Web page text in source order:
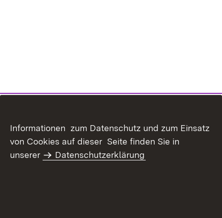
Informationen zum Datenschutz und zum Einsatz
von Cookies auf dieser Seite finden Sie in
unserer
Datenschutzerklärung